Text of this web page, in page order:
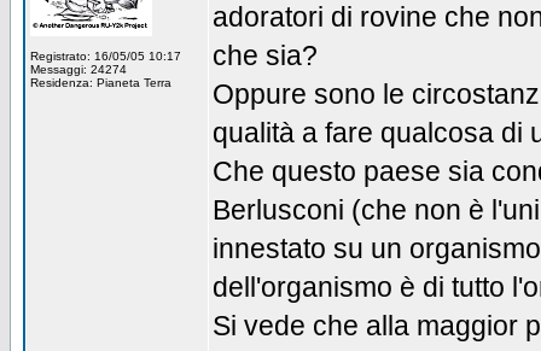
Registrato: 16/05/05 10:17
Messaggi: 24274
Residenza: Pianeta Terra
adoratori di rovine che
che sia?
Oppure sono le
qualità a fare qualcosa di
Che questo paese sia
Berlusconi (che non è
innestato su un
dell'organismo è di tutto
Si vede che alla maggior